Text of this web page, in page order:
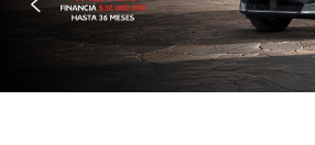
Anterior